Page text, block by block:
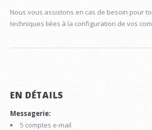
Nous vous assistons en cas de besoin pour
techniques liées à la configuration de vos
EN DÉTAILS
Messagerie:
5 comptes e-mail